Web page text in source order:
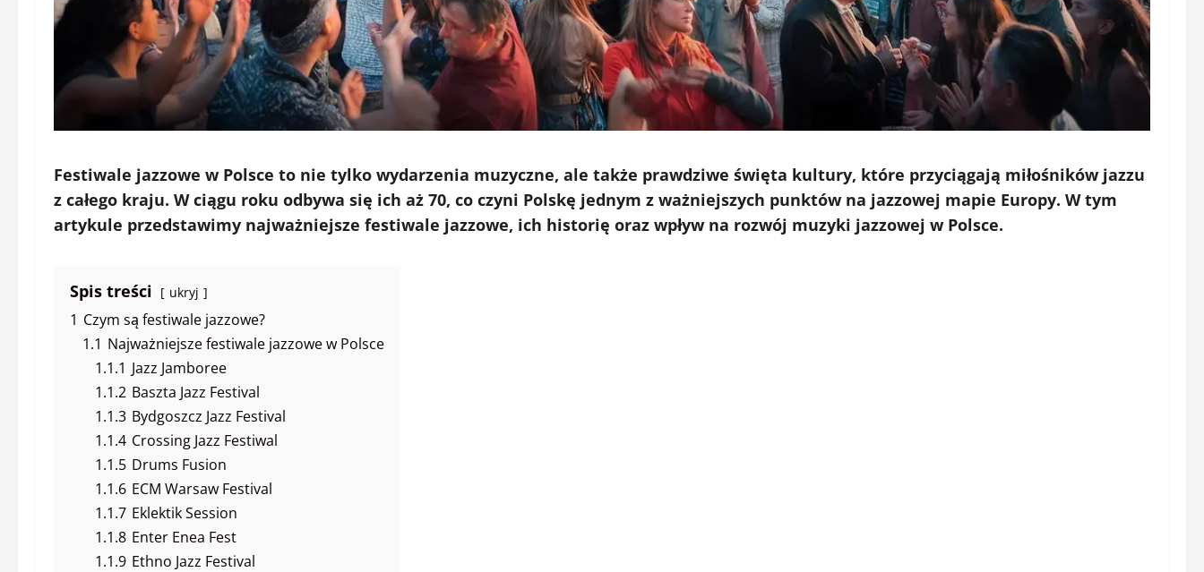
Festiwale jazzowe w Polsce to nie tylko wydarzenia muzyczne, ale także prawdziwe święta kultury, które przyciągają miłośników jazzu
z całego kraju. W ciągu roku odbywa się ich aż 70, co czyni Polskę jednym z ważniejszych punktów na jazzowej mapie Europy. W tym
artykule przedstawimy najważniejsze festiwale jazzowe, ich historię oraz wpływ na rozwój muzyki jazzowej w Polsce.
Spis treści ukryj
1 Czym są festiwale jazzowe?
1.1 Najważniejsze festiwale jazzowe w Polsce
1.1.1 Jazz Jamboree
1.1.2 Baszta Jazz Festival
1.1.3 Bydgoszcz Jazz Festival
1.1.4 Crossing Jazz Festiwal
1.1.5 Drums Fusion
1.1.6 ECM Warsaw Festival
1.1.7 Eklektik Session
1.1.8 Enter Enea Fest
1.1.9 Ethno Jazz Festival